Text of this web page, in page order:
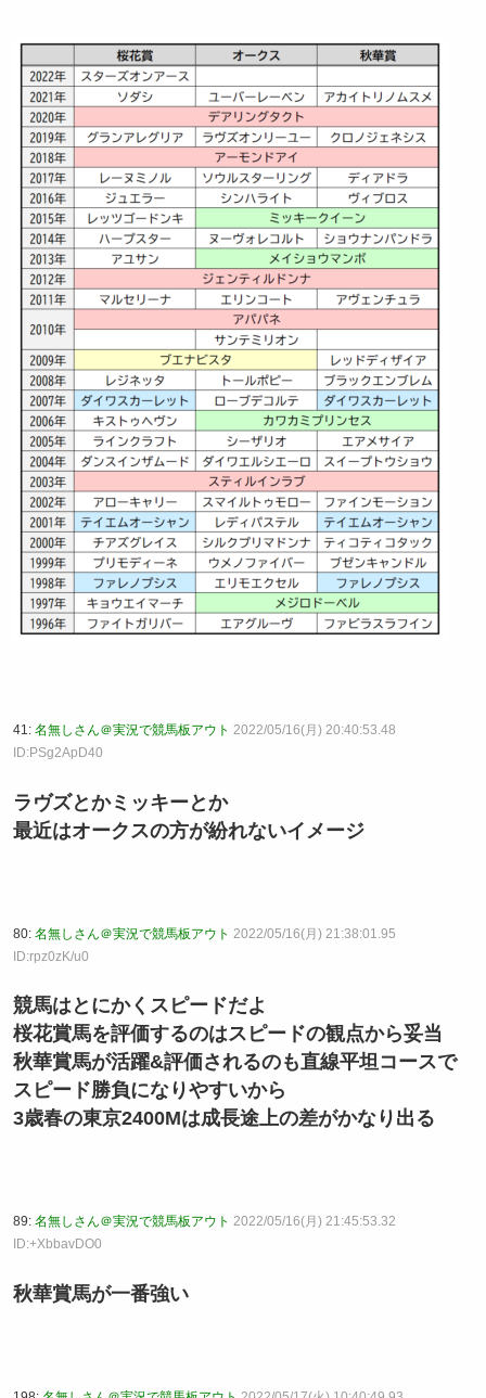
41: 名無しさん＠実況で競馬板アウト 2022/05/16(月) 20:40:53.48
ID:PSg2ApD40
ラヴズとかミッキーとか
最近はオークスの方が紛れないイメージ
80: 名無しさん＠実況で競馬板アウト 2022/05/16(月) 21:38:01.95
ID:rpz0zK/u0
競馬はとにかくスピードだよ
桜花賞馬を評価するのはスピードの観点から妥当
秋華賞馬が活躍&評価されるのも直線平坦コースで
スピード勝負になりやすいから
3歳春の東京2400Mは成長途上の差がかなり出る
89: 名無しさん＠実況で競馬板アウト 2022/05/16(月) 21:45:53.32
ID:+XbbavDO0
秋華賞馬が一番強い